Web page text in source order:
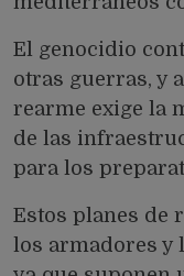
El genocidio
otras guerras, y
rearme exige la
de las
para los
Estos planes de
los armadores y